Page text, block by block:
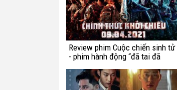
Review phim Cuộc chiến sinh tử
- phim hành động “đã tai đã